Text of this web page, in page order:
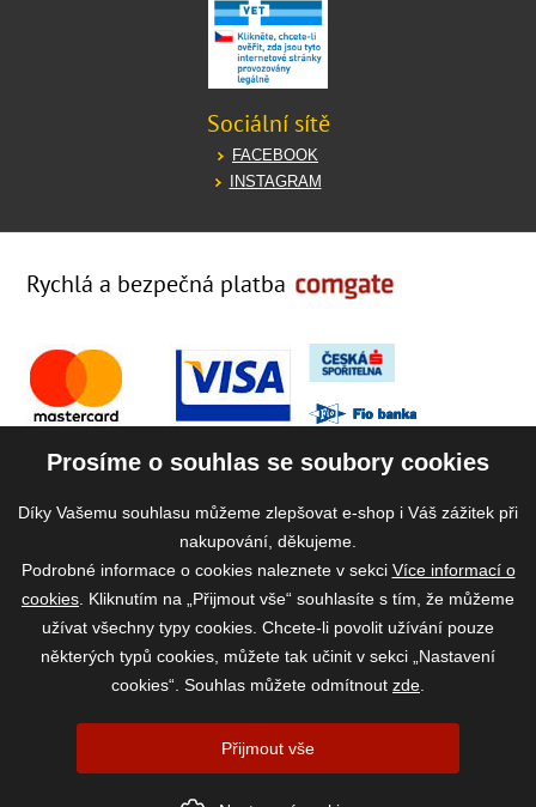
Sociální sítě
FACEBOOK
INSTAGRAM
Rychlá a bezpečná platba
2026 ©www.vase-krmivo.cz- Tomáš Kroupa e-shop, Kanice 307, 664 01
Brno-venkov, IČ: 75785439
Prosíme o souhlas se soubory cookies
Díky Vašemu souhlasu můžeme zlepšovat e-shop i Váš zážitek při
nakupování, děkujeme.
Podrobné informace o cookies naleznete v sekci Více informací o
cookies . Kliknutím na „Přijmout vše“ souhlasíte s tím, že můžeme
užívat všechny typy cookies. Chcete-li povolit užívání pouze
některých typů cookies, můžete tak učinit v sekci „Nastavení
cookies“. Souhlas můžete odmítnout zde
Přijmout vše